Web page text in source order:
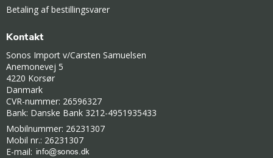
Betaling af bestillingsvarer
Kontakt
Sonos Import v/Carsten Samuelsen
Anemonevej 5
4220 Korsør
Danmark
CVR-nummer: 26596327
Bank: Danske Bank 3212-4951935433
Mobilnummer: 26231307
Mobil nr.: 26231307
E-mail: